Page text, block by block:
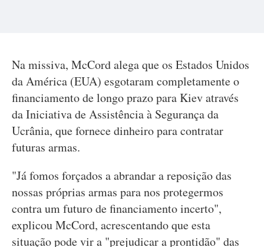
Na missiva, McCord alega que os Estados Unidos
da América (EUA) esgotaram completamente o
financiamento de longo prazo para Kiev através
da Iniciativa de Assistência à Segurança da
Ucrânia, que fornece dinheiro para contratar
futuras armas.
"Já fomos forçados a abrandar a reposição das
nossas próprias armas para nos protegermos
contra um futuro de financiamento incerto",
explicou McCord, acrescentando que esta
situação pode vir a "prejudicar a prontidão" das